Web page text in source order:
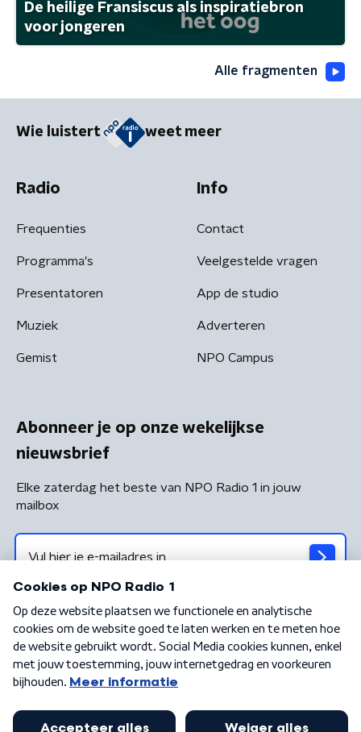
De heilige Fransiscus als inspiratiebron
voor jongeren
Alle fragmenten
Wie luistert weet meer
Radio
Frequenties
Programma's
Presentatoren
Muziek
Gemist
Info
Contact
Veelgestelde vragen
App de studio
Adverteren
NPO Campus
Abonneer je op onze wekelijkse
nieuwsbrief
Elke zaterdag het beste van NPO Radio 1 in jouw
mailbox
Algemene voorwaarden